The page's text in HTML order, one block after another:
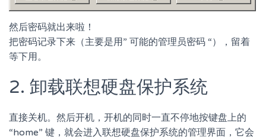
然后密码就出来啦！
把密码记录下来（主要是用” 可能的管理员密码 “），留着
等下用。
2. 卸载联想硬盘保护系统
直接关机。然后开机，开机的同时一直不停地按键盘上的
“home” 键，就会进入联想硬盘保护系统的管理界面，它会